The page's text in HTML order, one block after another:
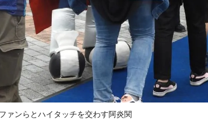
ァンらとハイタッチを交わす阿炎関